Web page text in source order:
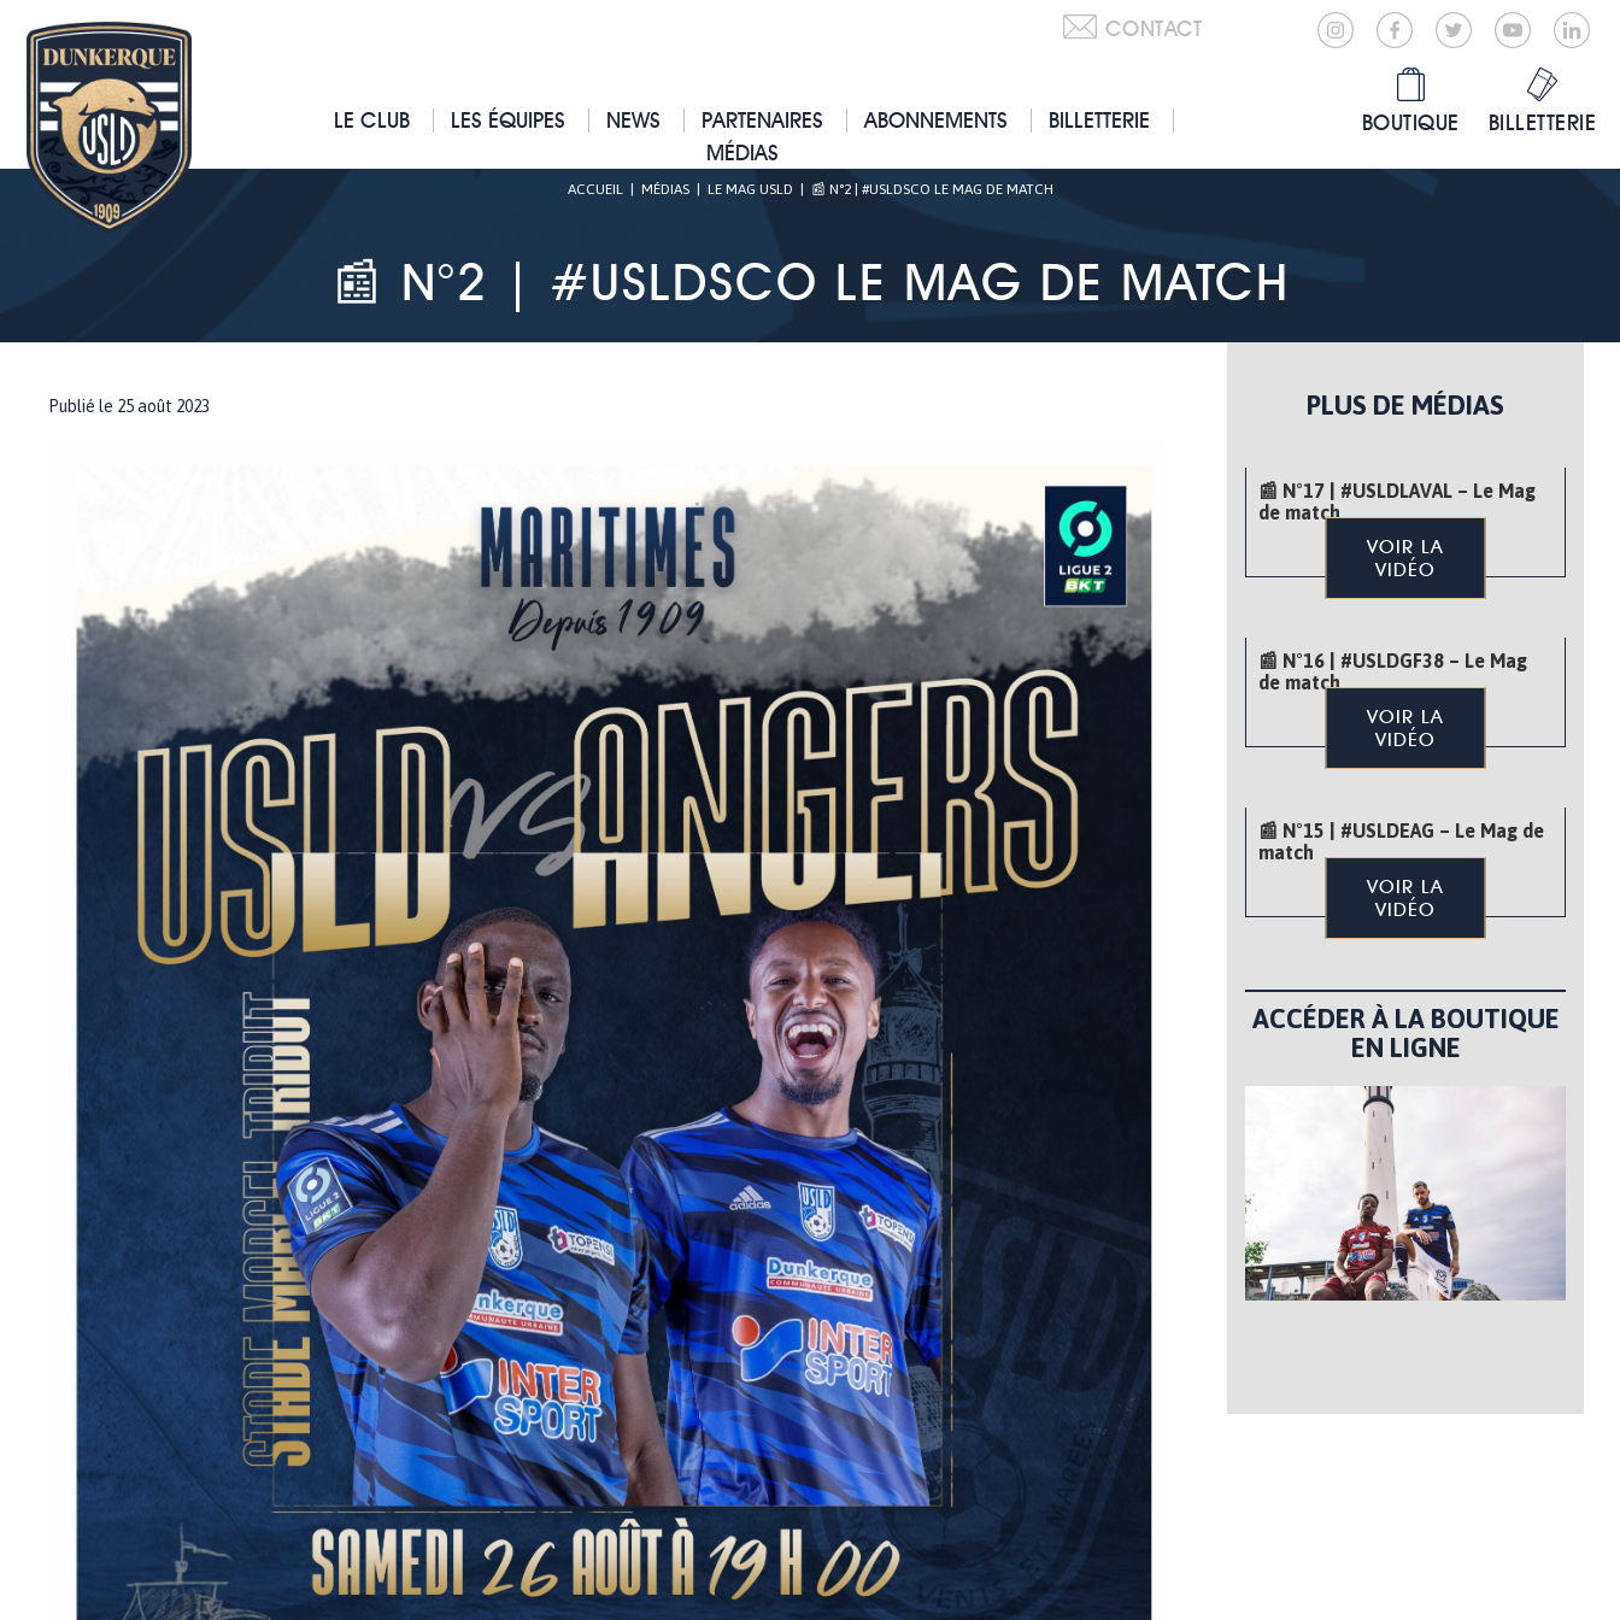
CONTACT
LE CLUB LES ÉQUIPES NEWS PARTENAIRES ABONNEMENTS
BILLETTERIE
MÉDIAS
BOUTIQUE BILLETTERIE
ACCUEIL| MÉDIAS| LE MAG USLD 📰 N°2 | #USLDSCO LE MAG DE MATCH
📰 N°2 | #USLDSCO LE MAG DE MATCH
Publié le 25 août 2023 PLUS DE MÉDIAS
📰 N°17 | #USLDLAVAL – Le Mag
de match
VOIR LA
VIDÉO
📰 N°16 | #USLDGF38 – Le Mag
de match
VOIR LA
VIDÉO
📰 N°15 | #USLDEAG – Le Mag de
match
VOIR LA
VIDÉO
ACCÉDER À LA BOUTIQUE
EN LIGNE